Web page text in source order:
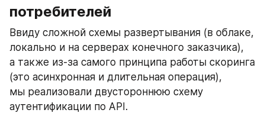
потребителей
Ввиду сложной схемы развертывания (в облаке,
локально и на серверах конечного заказчика),
а также из-за самого принципа работы скоринга
(это асинхронная и длительная операция),
мы реализовали двустороннюю схему
аутентификации по API.